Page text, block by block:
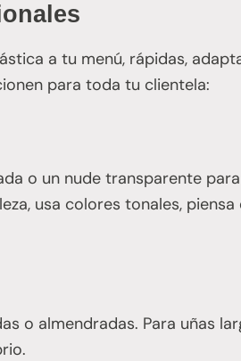
a tu menú, rápidas,
para toda tu clientela:
o un nude transparente
usa colores tonales,
o almendradas. Para uñas